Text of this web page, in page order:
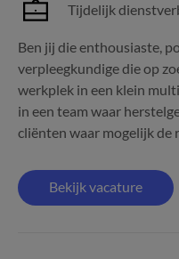
Tijdelijk
Ben jij die enthousiaste,
verpleegkundige die op
werkplek in een klein
in een team waar
cliënten waar mogelijk de
Bekijk vacature